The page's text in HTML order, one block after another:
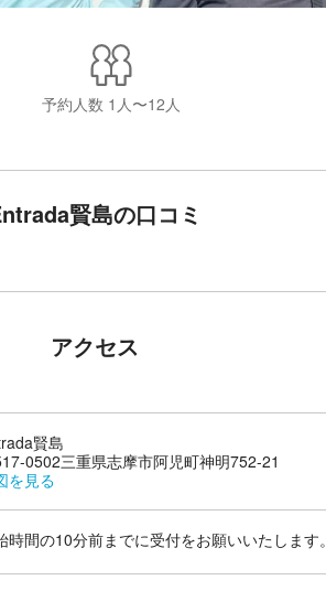
予約人数 1人〜12人
賢島の口コミ
アクセス
賢島
0502三重県志摩市阿児町神明752-21
を見る
時間の10分前までに受付をお願いいたします。